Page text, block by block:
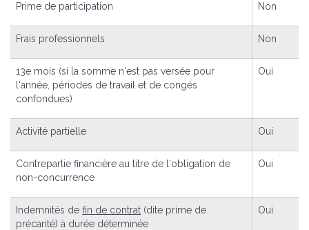
Prime de participation Non
Frais professionnels Non
13e mois (si la somme n'est pas versée pour
l'année, périodes de travail et de congés
confondues)
Oui
Activité partielle Oui
Contrepartie financière au titre de l'obligation de
non-concurrence
Oui
Indemnités de fin de contrat (dite prime de
précarité) à durée déterminée
Oui